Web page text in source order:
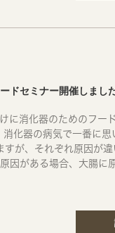
ドセミナー開催しました
に消化器のためのフー
化器の病気で一番に思
すが、それぞれ原因が
因がある場合、大腸に